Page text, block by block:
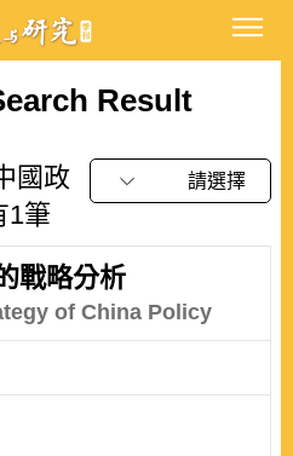
Result
國政
1筆
請選擇
戰略分析
of China Policy